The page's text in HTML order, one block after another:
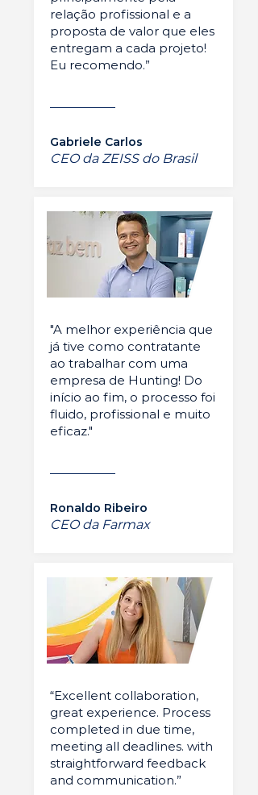
relação profissional e a
proposta de valor que eles
entregam a cada projeto!
Eu recomendo.”
Gabriele Carlos
CEO da ZEISS do Brasil
"A melhor experiência que
já tive como contratante
ao trabalhar com uma
empresa de Hunting! Do
início ao fim, o processo foi
fluido, profissional e muito
eficaz."
Ronaldo Ribeiro
CEO da Farmax
“Excellent collaboration,
great experience. Process
completed in due time,
meeting all deadlines. with
straightforward feedback
and communication.”